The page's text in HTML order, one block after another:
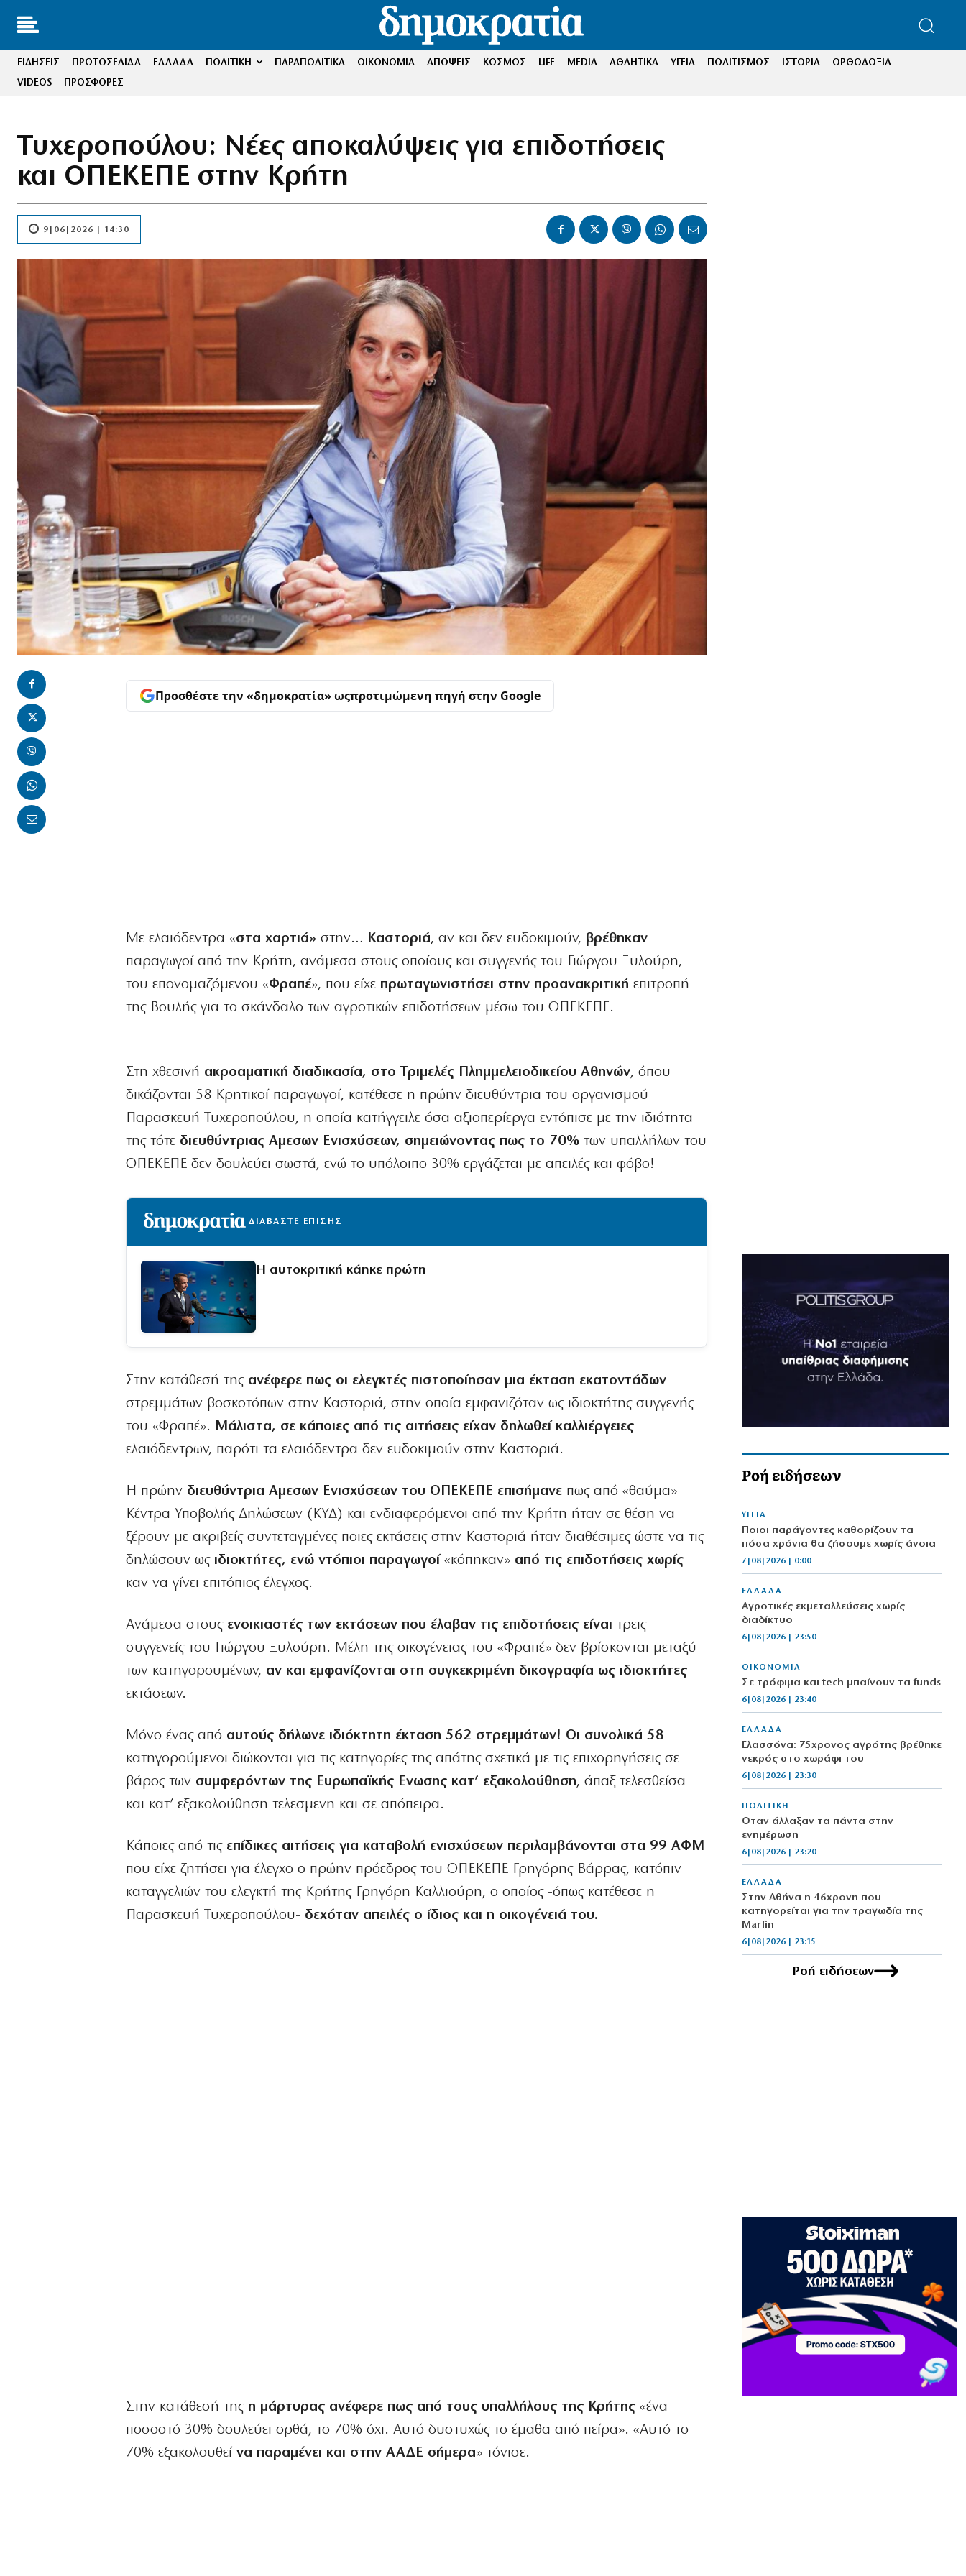
ΕΙΔΗΣΕΙΣ ΠΡΩΤΟΣΕΛΙΔΑ ΕΛΛΑΔΑ ΠΟΛΙΤΙΚΗ ΠΑΡΑΠΟΛΙΤΙΚΑ ΟΙΚΟΝΟΜΙΑ ΑΠΟΨΕΙΣ ΚΟΣΜΟΣ LIFE MEDIA ΑΘΛΗΤΙΚΑ ΥΓΕΙΑ ΠΟΛΙΤΙΣΜΟΣ ΙΣΤΟΡΙΑ
ΟΡΘΟΔΟΞΙΑ
VIDEOS
ΠΡΟΣΦΟΡΕΣ
Τυχεροπούλου: Νέες αποκαλύψεις για επιδοτήσεις
και ΟΠΕΚΕΠΕ στην Κρήτη
9|06|2026 | 14:30
Προσθέστε την «δημοκρατία» ωςπροτιμώμενη πηγή στην Google
Με ελαιόδεντρα «στα χαρτιά» στην… Καστοριά, αν και δεν ευδοκιμούν, βρέθηκαν
παραγωγοί από την Κρήτη, ανάμεσα στους οποίους και συγγενής του Γιώργου Ξυλούρη,
του επονομαζόμενου «Φραπέ», που είχε πρωταγωνιστήσει στην προανακριτική επιτροπή
της Βουλής για το σκάνδαλο των αγροτικών επιδοτήσεων μέσω του ΟΠΕΚΕΠΕ.
Στη χθεσινή ακροαματική διαδικασία, στο Τριμελές Πλημμελειοδικείου Αθηνών, όπου
δικάζονται 58 Κρητικοί παραγωγοί, κατέθεσε η πρώην διευθύντρια του οργανισμού
Παρασκευή Τυχεροπούλου, η οποία κατήγγειλε όσα αξιοπερίεργα εντόπισε με την ιδιότητα
της τότε διευθύντριας Αμεσων Ενισχύσεων, σημειώνοντας πως το 70% των υπαλλήλων του
ΟΠΕΚΕΠΕ δεν δουλεύει σωστά, ενώ το υπόλοιπο 30% εργάζεται με απειλές και φόβο!
ΔΙΑΒΑΣΤΕ ΕΠΙΣΗΣ
Η αυτοκριτική κάηκε πρώτη
Στην κατάθεσή της ανέφερε πως οι ελεγκτές πιστοποίησαν μια έκταση εκατοντάδων
στρεμμάτων βοσκοτόπων στην Καστοριά, στην οποία εμφανιζόταν ως ιδιοκτήτης συγγενής
του «Φραπέ». Μάλιστα, σε κάποιες από τις αιτήσεις είχαν δηλωθεί καλλιέργειες
ελαιόδεντρων, παρότι τα ελαιόδεντρα δεν ευδοκιμούν στην Καστοριά.
Η πρώην διευθύντρια Αμεσων Ενισχύσεων του ΟΠΕΚΕΠΕ επισήμανε πως από «θαύμα»
Κέντρα Υποβολής Δηλώσεων (ΚΥΔ) και ενδιαφερόμενοι από την Κρήτη ήταν σε θέση να
ξέρουν με ακριβείς συντεταγμένες ποιες εκτάσεις στην Καστοριά ήταν διαθέσιμες ώστε να τις
δηλώσουν ως ιδιοκτήτες, ενώ ντόπιοι παραγωγοί«κόπηκαν» από τις επιδοτήσεις χωρίς
καν να γίνει επιτόπιος έλεγχος.
Ανάμεσα στους ενοικιαστές των εκτάσεων που έλαβαν τις επιδοτήσεις είναι τρεις
συγγενείς του Γιώργου Ξυλούρη. Μέλη της οικογένειας του «Φραπέ» δεν βρίσκονται μεταξύ
των κατηγορουμένων, αν και εμφανίζονται στη συγκεκριμένη δικογραφία ως ιδιοκτήτες
εκτάσεων.
Μόνο ένας από αυτούς δήλωνε ιδιόκτητη έκταση 562 στρεμμάτων! Οι συνολικά 58
κατηγορούμενοι διώκονται για τις κατηγορίες της απάτης σχετικά με τις επιχορηγήσεις σε
βάρος των συμφερόντων της Ευρωπαϊκής Ενωσης κατ’ εξακολούθηση, άπαξ τελεσθείσα
και κατ’ εξακολούθηση τελεσμενη και σε απόπειρα.
Κάποιες από τιςεπίδικες αιτήσεις για καταβολή ενισχύσεων περιλαμβάνονται στα 99 ΑΦΜ
που είχε ζητήσει για έλεγχο ο πρώην πρόεδρος του ΟΠΕΚΕΠΕ Γρηγόρης Βάρρας, κατόπιν
καταγγελιών του ελεγκτή της Κρήτης Γρηγόρη Καλλιούρη, ο οποίος -όπως κατέθεσε η
Παρασκευή Τυχεροπούλου- δεχόταν απειλές ο ίδιος και η οικογένειά του.
Στην κατάθεσή της η μάρτυρας ανέφερε πως από τους υπαλλήλους της Κρήτης «ένα
ποσοστό 30% δουλεύει ορθά, το 70% όχι. Αυτό δυστυχώς το έμαθα από πείρα». «Αυτό το
70% εξακολουθείνα παραμένει και στην ΑΑΔΕ σήμερα» τόνισε.
Ροή ειδήσεων
ΥΓΕΙΑ
Ποιοι παράγοντες καθορίζουν τα
πόσα χρόνια θα ζήσουμε χωρίς άνοια
7|08|2026 | 0:00
ΕΛΛΑΔΑ
Αγροτικές εκμεταλλεύσεις χωρίς
διαδίκτυο
6|08|2026 | 23:50
ΟΙΚΟΝΟΜΙΑ
Σε τρόφιμα και tech μπαίνουν τα funds
6|08|2026 | 23:40
ΕΛΛΑΔΑ
Ελασσόνα: 75χρονος αγρότης βρέθηκε
νεκρός στο χωράφι του
6|08|2026 | 23:30
ΠΟΛΙΤΙΚΗ
Όταν άλλαξαν τα πάντα στην
ενημέρωση
6|08|2026 | 23:20
ΕΛΛΑΔΑ
Στην Αθήνα η 46χρονη που
κατηγορείται για την τραγωδία της
Marfin
6|08|2026 | 23:15
ΟΙΚΟΝΟΜΙΑ
Όλα για όλα για την ανατροπή ο ΠΑΟΚ
6|08|2026 | 22:47
ΚΟΣΜΟΣ
Ιστορική επίσκεψη Ζελένσκι στη
Σερβία
6|08|2026 | 22:40
Αγιον Ορος: Εικαστικό ταξίδι σιωπής
Ροή ειδήσεων